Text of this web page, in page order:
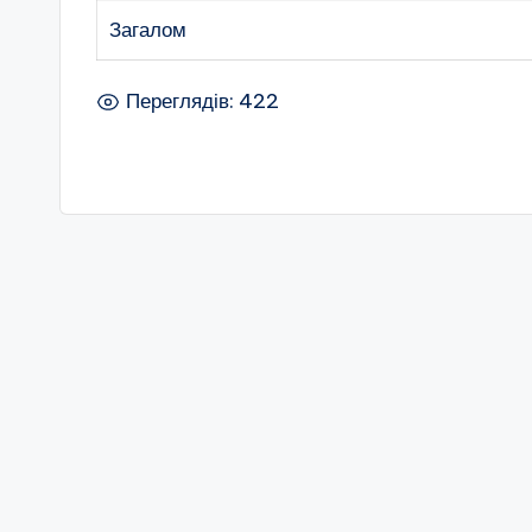
Загалом
Переглядів: 422